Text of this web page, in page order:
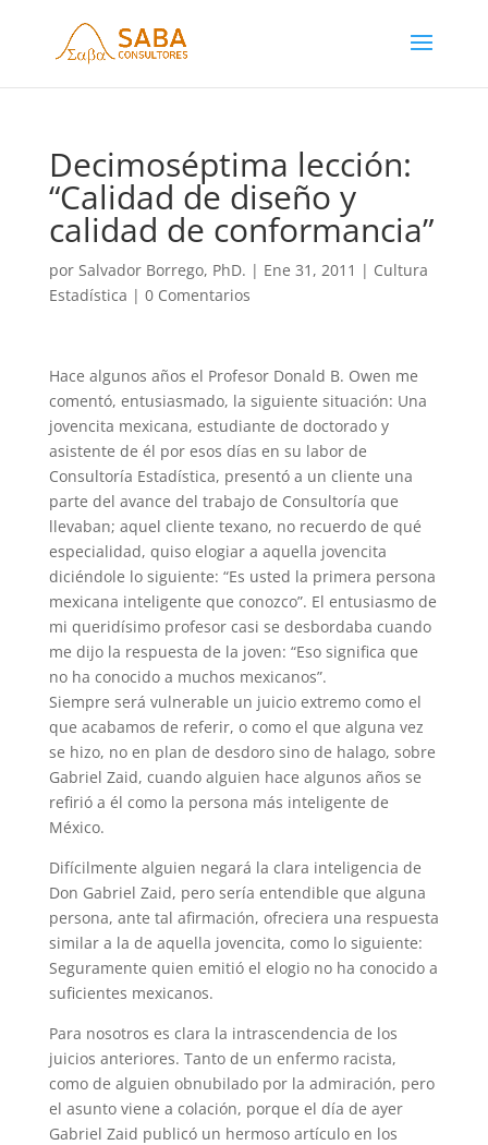
Decimoséptima lección:
“Calidad de diseño y
calidad de conformancia”
por Salvador Borrego, PhD. | Ene 31, 2011 | Cultura
Estadística | 0 Comentarios
Hace algunos años el Profesor Donald B. Owen me
comentó, entusiasmado, la siguiente situación: Una
jovencita mexicana, estudiante de doctorado y
asistente de él por esos días en su labor de
Consultoría Estadística, presentó a un cliente una
parte del avance del trabajo de Consultoría que
llevaban; aquel cliente texano, no recuerdo de qué
especialidad, quiso elogiar a aquella jovencita
diciéndole lo siguiente: “Es usted la primera persona
mexicana inteligente que conozco”. El entusiasmo de
mi queridísimo profesor casi se desbordaba cuando
me dijo la respuesta de la joven: “Eso significa que
no ha conocido a muchos mexicanos”.
Siempre será vulnerable un juicio extremo como el
que acabamos de referir, o como el que alguna vez
se hizo, no en plan de desdoro sino de halago, sobre
Gabriel Zaid, cuando alguien hace algunos años se
refirió a él como la persona más inteligente de
México.
Difícilmente alguien negará la clara inteligencia de
Don Gabriel Zaid, pero sería entendible que alguna
persona, ante tal afirmación, ofreciera una respuesta
similar a la de aquella jovencita, como lo siguiente:
Seguramente quien emitió el elogio no ha conocido a
suficientes mexicanos.
Para nosotros es clara la intrascendencia de los
juicios anteriores. Tanto de un enfermo racista,
como de alguien obnubilado por la admiración, pero
el asunto viene a colación, porque el día de ayer
Gabriel Zaid publicó un hermoso artículo en los